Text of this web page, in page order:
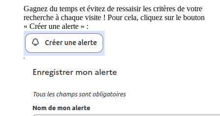
Gagnez du temps et évitez de ressaisir les critères de votre
recherche à chaque visite ! Pour cela, cliquez sur le bouton
« Créer une alerte » :